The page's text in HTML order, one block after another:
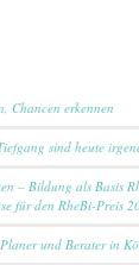
Chancen erkennen
sind heute
– Bildung als Basis
für den RheBi-Preis
und Berater in